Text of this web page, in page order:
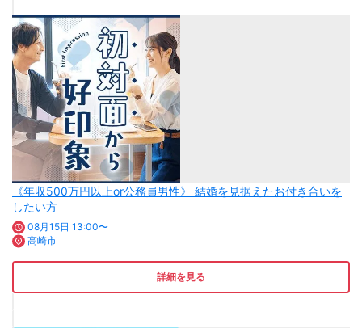
《年収500万円以上or公務員男性》 結婚を見据えたお付き合いを
したい方
08月15日 13:00〜
高崎市
詳細を見る